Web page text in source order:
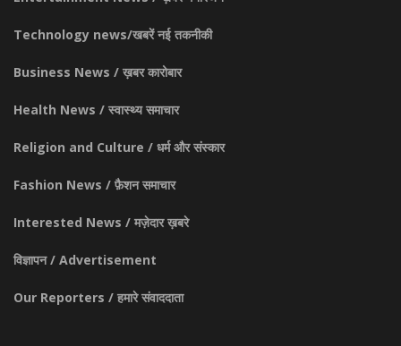
Technology news/खबरें नई तकनीकी
Business News / ख़बर कारोबार
Health News / स्वास्थ्य समाचार
Religion and Culture / धर्म और संस्कार
Fashion News / फ़ैशन समाचार
Interested News / मज़ेदार ख़बरे
विज्ञापन / Advertisement
Our Reporters / हमारे संवाददाता